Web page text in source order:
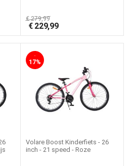
€279,99
€ 229,99
-
17%
Volare Boost Kinderfiets - 26
inch - 21 speed - Roze